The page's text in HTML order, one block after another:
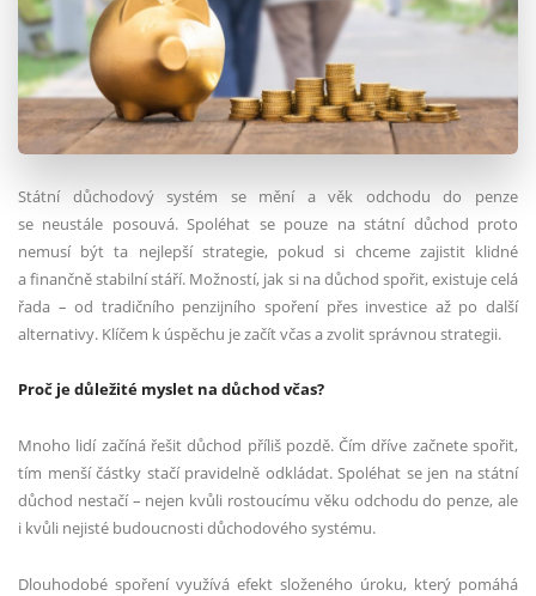
Státní důchodový systém se mění a věk odchodu do penze
se neustále posouvá. Spoléhat se pouze na státní důchod proto
nemusí být ta nejlepší strategie, pokud si chceme zajistit klidné
a finančně stabilní stáří. Možností, jak si na důchod spořit, existuje celá
řada – od tradičního penzijního spoření přes investice až po další
alternativy. Klíčem k úspěchu je začít včas a zvolit správnou strategii.
Proč je důležité myslet na důchod včas?
Mnoho lidí začíná řešit důchod příliš pozdě. Čím dříve začnete spořit,
tím menší částky stačí pravidelně odkládat. Spoléhat se jen na státní
důchod nestačí – nejen kvůli rostoucímu věku odchodu do penze, ale
i kvůli nejisté budoucnosti důchodového systému.
Dlouhodobé spoření využívá efekt složeného úroku, který pomáhá